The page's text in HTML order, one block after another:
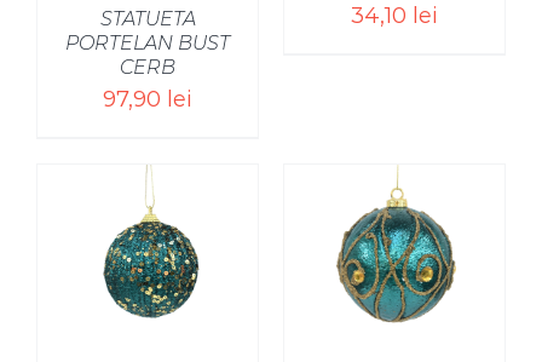
STATUETA
PORTELAN BUST
CERB
97,90 lei
34,10 lei